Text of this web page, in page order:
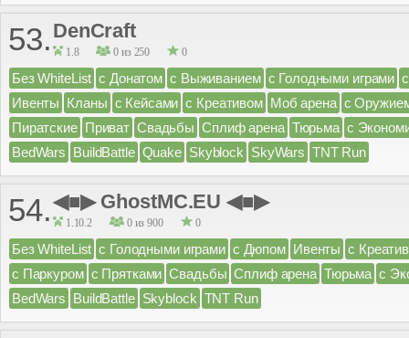
53. DenCraft
1.8 0 из 250 0
Без WhiteList с Донатом с Выживанием с Голодными играми
Ивенты Кланы с Кейсами с Креативом Моб арена с
Пиратские Приват Свадьбы Сплиф арена Тюрьма с
BedWars BuildBattle Quake Skyblock SkyWars TNT Run
54.◀■▶ GhostMC.EU ◀■▶
1.10.2 0 из 900 0
Без WhiteList с Голодными играми с Дюпом Ивенты с
с Паркуром с Прятками Свадьбы Сплиф арена Тюрьма с
BedWars BuildBattle Skyblock TNT Run